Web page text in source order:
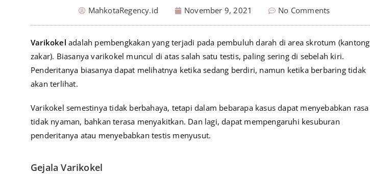
MahkotaRegency.id November 9, 2021 No Comments
Varikokel adalah pembengkakan yang terjadi pada pembuluh darah di area skrotum (kantong
zakar). Biasanya varikokel muncul di atas salah satu testis, paling sering di sebelah kiri.
Penderitanya biasanya dapat melihatnya ketika sedang berdiri, namun ketika berbaring tidak
akan terlihat.
Varikokel semestinya tidak berbahaya, tetapi dalam bebarapa kasus dapat menyebabkan rasa
tidak nyaman, bahkan terasa menyakitkan. Dan lagi, dapat mempengaruhi kesuburan
penderitanya atau menyebabkan testis menyusut.
Gejala Varikokel